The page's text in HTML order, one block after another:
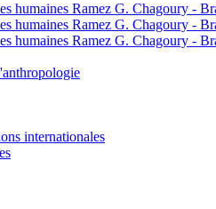
humaines Ramez G. Chagoury -
humaines Ramez G. Chagoury -
humaines Ramez G. Chagoury -
internationales